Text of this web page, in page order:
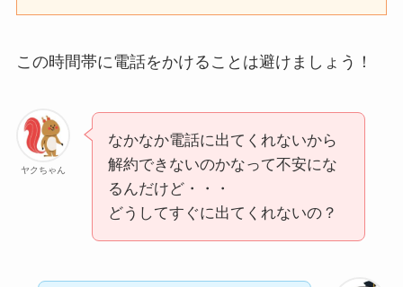
この時間帯に電話をかけることは避けましょう！
ヤクちゃん
なかなか電話に出てくれないから
解約できないのかなって不安にな
るんだけど・・・
どうしてすぐに出てくれないの？